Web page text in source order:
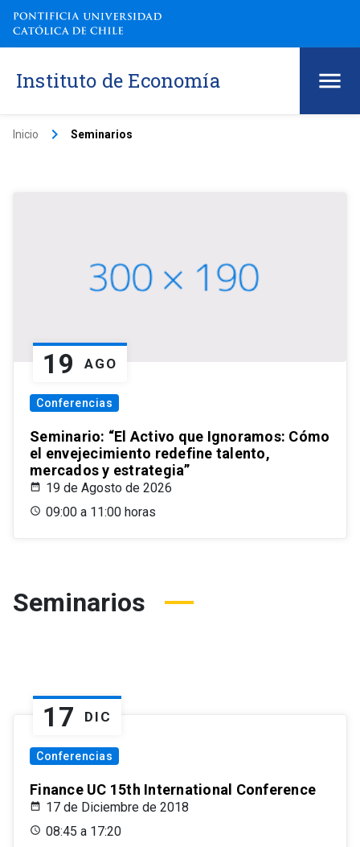
Instituto de Economía
Inicio keyboard_arrow_right Seminarios
19 AGO
Conferencias
Seminario: “El Activo que Ignoramos: Cómo
el envejecimiento redefine talento,
mercados y estrategia”
19 de Agosto de 2026
09:00 a 11:00 horas
Seminarios
17 DIC
Conferencias
Finance UC 15th International Conference
17 de Diciembre de 2018
08:45 a 17:20